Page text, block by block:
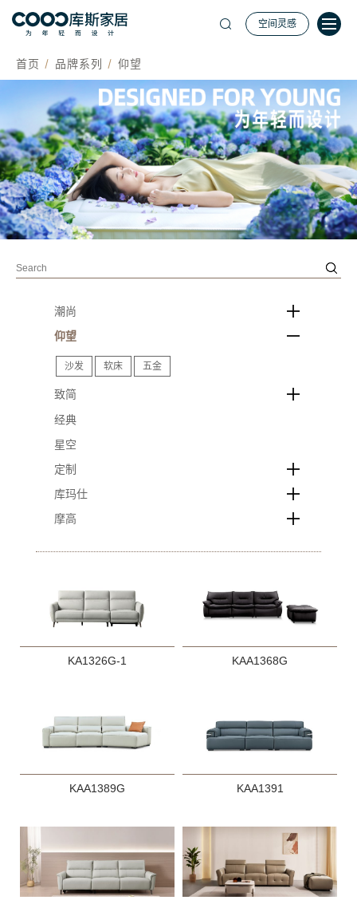
空间灵感
首页 品牌系列 仰望
潮尚
仰望
沙发 软床 五金
致简
经典
星空
定制
库玛仕
摩高
KA1326G-1 KAA1368G
KAA1389G KAA1391